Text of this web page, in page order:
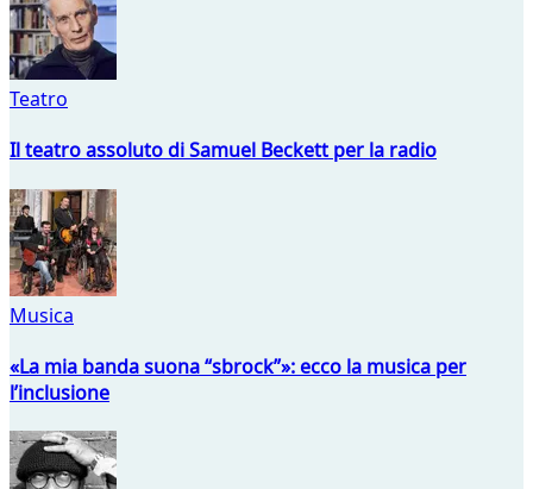
Teatro
Il teatro assoluto di Samuel Beckett per la radio
Musica
«La mia banda suona “sbrock”»: ecco la musica per
l’inclusione